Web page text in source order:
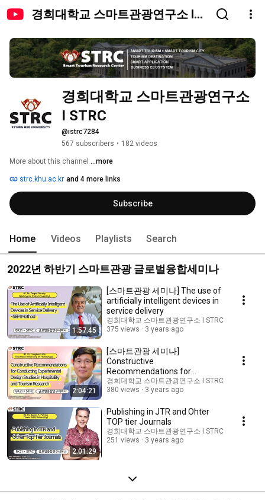
경희대학교 스마트관광연구소 I
경희대학교 스마트관광연구소
I STRC
@istrc7284
567 subscribers • 182 videos
More about this channel ...more
strc.khu.ac.kr and 4 more links
Subscribe
Home Videos Playlists Search
2022년 하반기 스마트관광 글로벌융합세미나
1:57:45
[스마트관광 세미나] The use of
artificially intelligent devices in
service delivery
경희대학교 스마트관광연구소 I STRC
375 views
3 years ago
2:04:21
[스마트관광 세미나]
Constructive
Recommendations for
Conducting Experimental
Design Studies
경희대학교 스마트관광연구소 I STRC
380 views
3 years ago
2:01:29
Publishing in JTR and Ohter
TOP tier Journals
경희대학교 스마트관광연구소 I STRC
251 views
3 years ago